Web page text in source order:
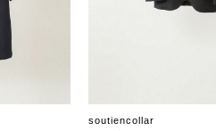
soutiencollar